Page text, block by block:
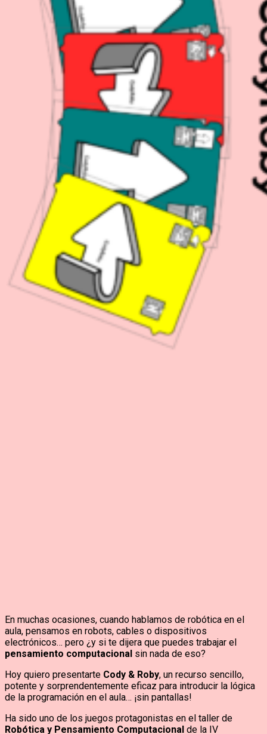
En muchas ocasiones, cuando hablamos de robótica en el
aula, pensamos en robots, cables o dispositivos
electrónicos… pero ¿y si te dijera que puedes trabajar el
pensamiento computacional sin nada de eso?
Hoy quiero presentarte Cody & Roby, un recurso sencillo,
potente y sorprendentemente eficaz para introducir la lógica
de la programación en el aula… ¡sin pantallas!
Ha sido uno de los juegos protagonistas en el taller de
Robótica y Pensamiento Computacional de la IV